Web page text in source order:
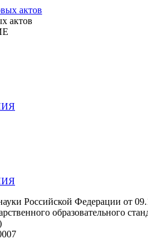
актов
Российской Федерации от
образовательного